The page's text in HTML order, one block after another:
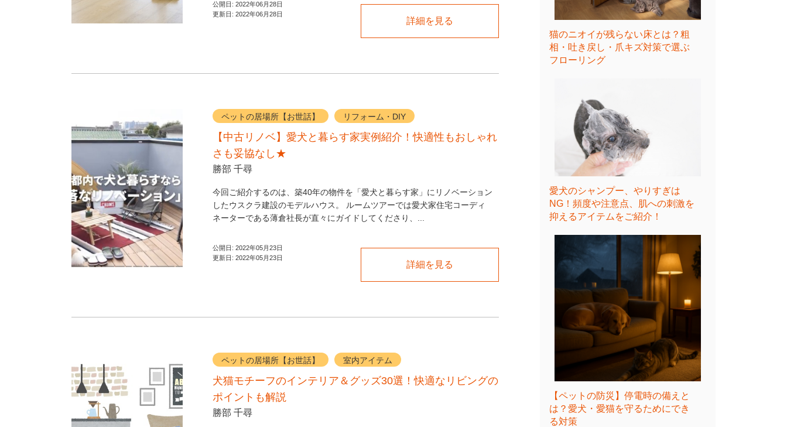
公開日: 2022年06月28日
更新日: 2022年06月28日
詳細を見る
ペットの居場所【お世話】 リフォーム・DIY
【中古リノベ】愛犬と暮らす家実例紹介！快適性もおしゃれ
さも妥協なし★
勝部 千尋
今回ご紹介するのは、築40年の物件を「愛犬と暮らす家」にリノベーション
したウスクラ建設のモデルハウス。 ルームツアーでは愛犬家住宅コーディ
ネーターである薄倉社長が直々にガイドしてくださり、...
公開日: 2022年05月23日
更新日: 2022年05月23日
詳細を見る
ペットの居場所【お世話】 室内アイテム
犬猫モチーフのインテリア＆グッズ30選！快適なリビングの
ポイントも解説
勝部 千尋
猫のニオイが残らない床とは？粗
相・吐き戻し・爪キズ対策で選ぶ
フローリング
愛犬のシャンプー、やりすぎは
NG！頻度や注意点、肌への刺激を
抑えるアイテムをご紹介！
【ペットの防災】停電時の備えと
は？愛犬・愛猫を守るためにでき
る対策